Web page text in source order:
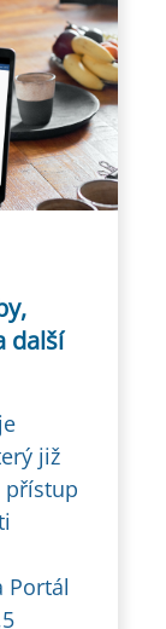
další
již
přístup
Portál